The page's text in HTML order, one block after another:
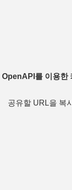
OpenAPI를 이용한
공유할 URL을 복